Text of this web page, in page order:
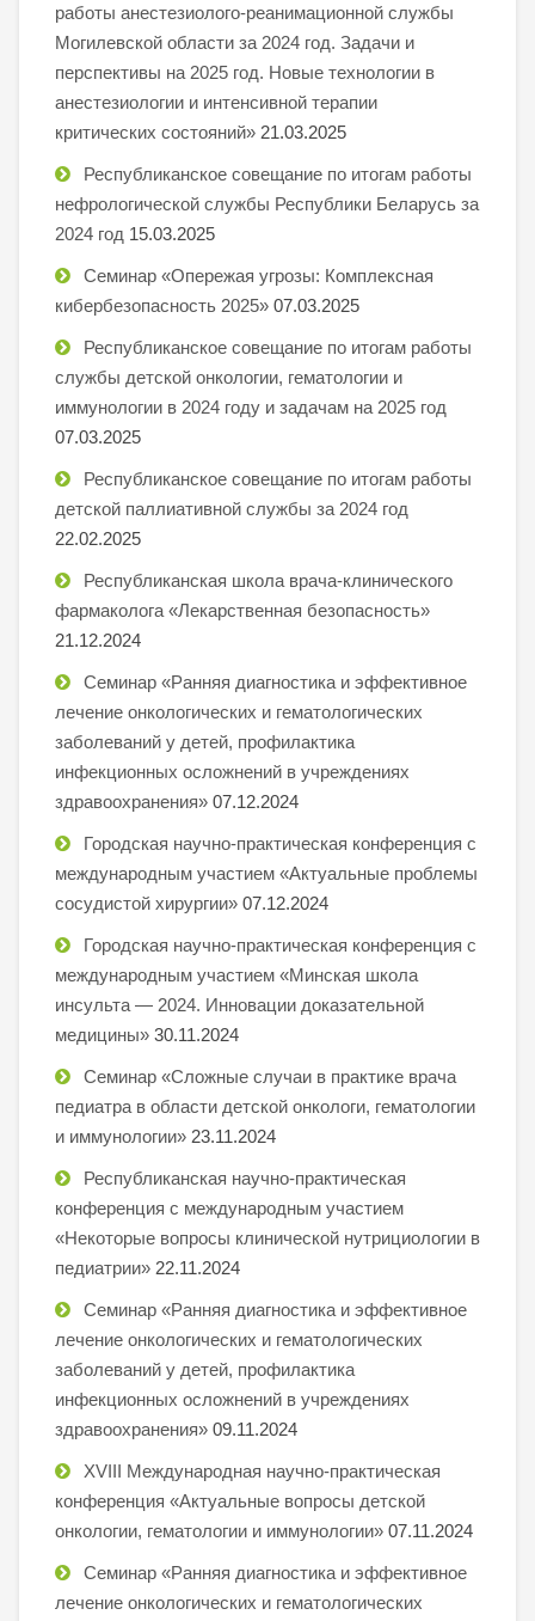
работы анестезиолого-реанимационной службы
Могилевской области за 2024 год. Задачи и
перспективы на 2025 год. Новые технологии в
анестезиологии и интенсивной терапии
критических состояний» 21.03.2025
Республиканское совещание по итогам работы
нефрологической службы Республики Беларусь за
2024 год 15.03.2025
Семинар «Опережая угрозы: Комплексная
кибербезопасность 2025» 07.03.2025
Республиканское совещание по итогам работы
службы детской онкологии, гематологии и
иммунологии в 2024 году и задачам на 2025 год
07.03.2025
Республиканское совещание по итогам работы
детской паллиативной службы за 2024 год
22.02.2025
Республиканская школа врача-клинического
фармаколога «Лекарственная безопасность»
21.12.2024
Семинар «Ранняя диагностика и эффективное
лечение онкологических и гематологических
заболеваний у детей, профилактика
инфекционных осложнений в учреждениях
здравоохранения» 07.12.2024
Городская научно-практическая конференция с
международным участием «Актуальные проблемы
сосудистой хирургии» 07.12.2024
Городская научно-практическая конференция с
международным участием «Минская школа
инсульта — 2024. Инновации доказательной
медицины» 30.11.2024
Семинар «Сложные случаи в практике врача
педиатра в области детской онкологи, гематологии
и иммунологии» 23.11.2024
Республиканская научно-практическая
конференция с международным участием
«Некоторые вопросы клинической нутрициологии в
педиатрии» 22.11.2024
Семинар «Ранняя диагностика и эффективное
лечение онкологических и гематологических
заболеваний у детей, профилактика
инфекционных осложнений в учреждениях
здравоохранения» 09.11.2024
XVIII Международная научно-практическая
конференция «Актуальные вопросы детской
онкологии, гематологии и иммунологии» 07.11.2024
Семинар «Ранняя диагностика и эффективное
лечение онкологических и гематологических